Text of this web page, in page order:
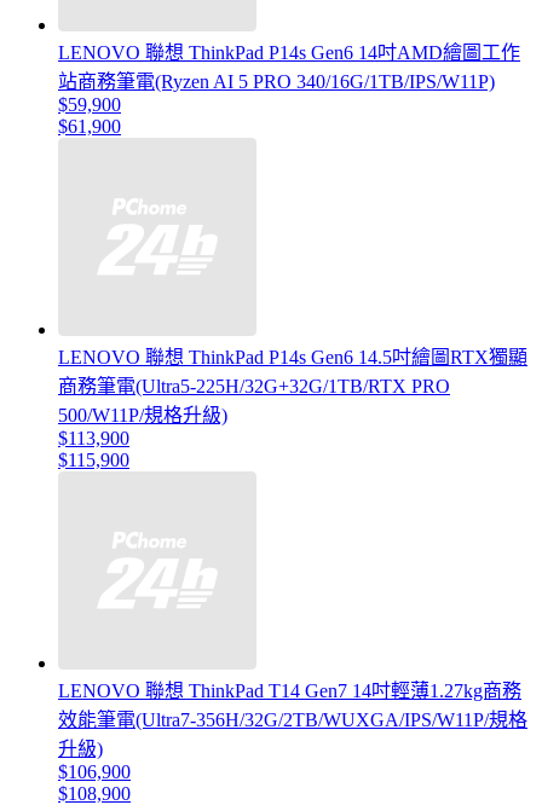
LENOVO 聯想 ThinkPad P14s Gen6 14吋AMD繪圖工作
站商務筆電(Ryzen AI 5 PRO 340/16G/1TB/IPS/W11P)
$59,900
$61,900
LENOVO 聯想 ThinkPad P14s Gen6 14.5吋繪圖RTX獨顯
商務筆電(Ultra5-225H/32G+32G/1TB/RTX PRO
500/W11P/規格升級)
$113,900
$115,900
LENOVO 聯想 ThinkPad T14 Gen7 14吋輕薄1.27kg商務
效能筆電(Ultra7-356H/32G/2TB/WUXGA/IPS/W11P/規格
升級)
$106,900
$108,900